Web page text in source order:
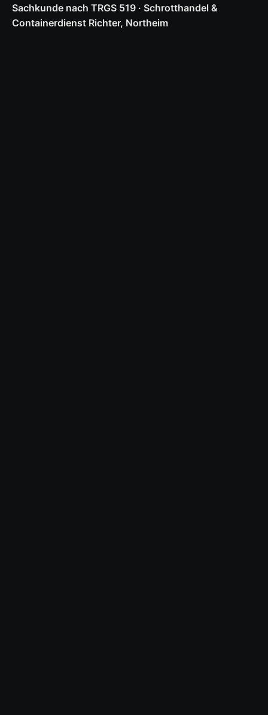
Sachkunde nach TRGS 519 · Schrotthandel &
Containerdienst Richter, Northeim